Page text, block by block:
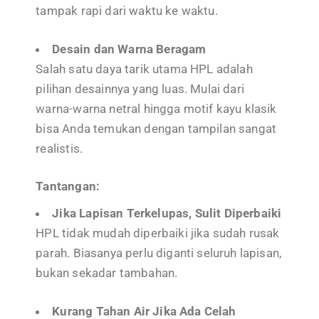
tampak rapi dari waktu ke waktu.
Desain dan Warna Beragam
Salah satu daya tarik utama HPL adalah
pilihan desainnya yang luas. Mulai dari
warna-warna netral hingga motif kayu klasik
bisa Anda temukan dengan tampilan sangat
realistis.
Tantangan:
Jika Lapisan Terkelupas, Sulit Diperbaiki
HPL tidak mudah diperbaiki jika sudah rusak
parah. Biasanya perlu diganti seluruh lapisan,
bukan sekadar tambahan.
Kurang Tahan Air Jika Ada Celah